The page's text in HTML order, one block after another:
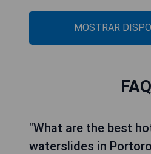
MOSTRAR
FAQ
"What are the best
waterslides in